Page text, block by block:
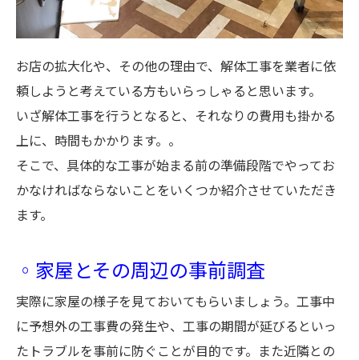
お店の拡大化や、その他の理由で、解体工事を業者に依
頼しようと考えている方もいらっしゃると思います。
いざ解体工事を行うとなると、それなりの費用も掛かる
上に、時間もかかります。。
そこで、具体的な工事が始まる前の準備段階でやってお
かなければならないことをいくつか紹介させていただき
ます。
◦家屋とその周辺の事前調査
実際に家屋の様子を見ておいてもらいましょう。工事中
に予想外の工事費の発生や、工事の期間が延びるといっ
たトラブルを事前に防ぐことが目的です。また近隣との